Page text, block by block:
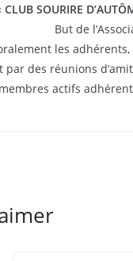
CLUB SOURIRE
But de
les
des réunions
actifs